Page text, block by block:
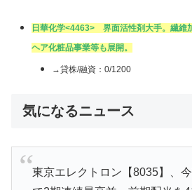
日華化学<4463> 界面活性剤大手。繊維
ヘア化粧品事業等も展開。
→貸株/融資：0/1200
気になるニュース
東京エレクトロン【8035】、